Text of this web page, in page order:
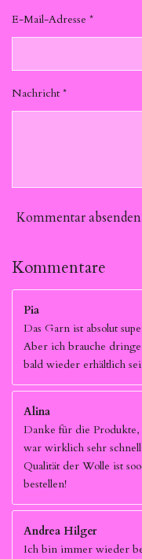
E-Mail-Adresse *
Nachricht *
Kommentar absenden
Kommentare
Pia
Das Garn ist absolut
Aber ich brauche
bald wieder erhältlich
Alina
Danke für die
war wirklich sehr
Qualität der Wolle ist
bestellen!
Andrea Hilger
Ich bin immer wieder